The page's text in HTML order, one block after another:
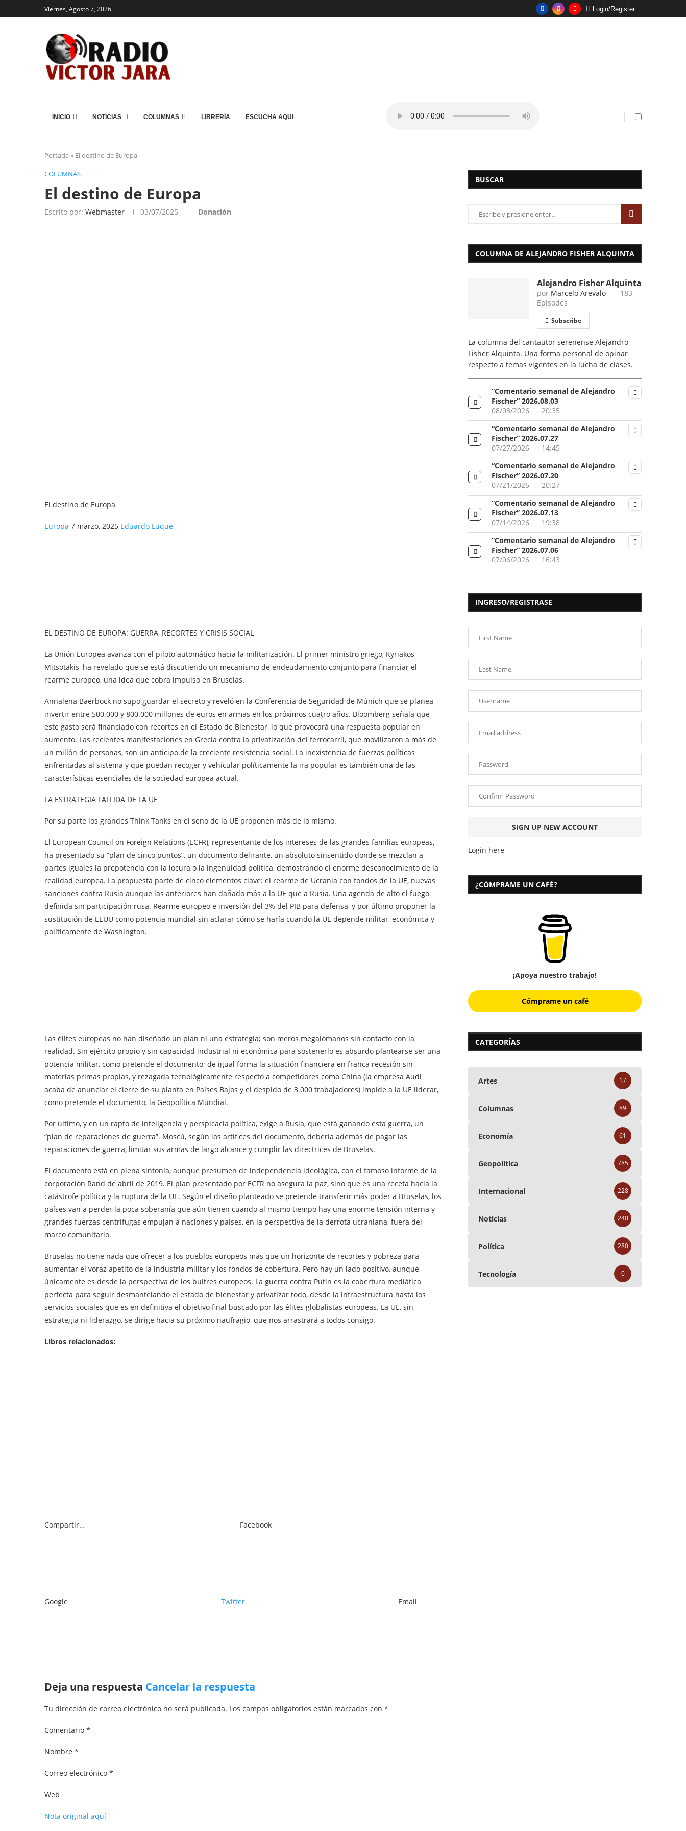
Viernes, Agosto 7, 2026 Login/Register
INICIO NOTICIAS COLUMNAS LIBRERÍA ESCUCHA AQUI
Portada » El destino de Europa
COLUMNAS
El destino de Europa
Escrito por: Webmaster 03/07/2025 Donación
El destino de Europa
Europa 7 marzo, 2025 Eduardo Luque
EL DESTINO DE EUROPA: GUERRA, RECORTES Y CRISIS SOCIAL
La Unión Europea avanza con el piloto automático hacia la militarización. El primer ministro griego, Kyriakos
Mitsotakis, ha revelado que se está discutiendo un mecanismo de endeudamiento conjunto para financiar el
rearme europeo, una idea que cobra impulso en Bruselas.
Annalena Baerbock no supo guardar el secreto y reveló en la Conferencia de Seguridad de Múnich que se planea
invertir entre 500.000 y 800.000 millones de euros en armas en los próximos cuatro años. Bloomberg señala que
este gasto será financiado con recortes en el Estado de Bienestar, lo que provocará una respuesta popular en
aumento. Las recientes manifestaciones en Grecia contra la privatización del ferrocarril, que movilizaron a más de
un millón de personas, son un anticipo de la creciente resistencia social. La inexistencia de fuerzas políticas
enfrentadas al sistema y que puedan recoger y vehicular políticamente la ira popular es también una de las
características esenciales de la sociedad europea actual.
LA ESTRATEGIA FALLIDA DE LA UE
Por su parte los grandes Think Tanks en el seno de la UE proponen más de lo mismo.
El European Council on Foreign Relations (ECFR), representante de los intereses de las grandes familias europeas,
ha presentado su “plan de cinco puntos”, un documento delirante, un absoluto sinsentido donde se mezclan a
partes iguales la prepotencia con la locura o la ingenuidad política, demostrando el enorme desconocimiento de la
realidad europea. La propuesta parte de cinco elementos clave: el rearme de Ucrania con fondos de la UE, nuevas
sanciones contra Rusia aunque las anteriores han dañado más a la UE que a Rusia. Una agenda de alto el fuego
definida sin participación rusa. Rearme europeo e inversión del 3% del PIB para defensa, y por último proponer la
sustitución de EEUU como potencia mundial sin aclarar cómo se haría cuando la UE depende militar, económica y
políticamente de Washington.
Las élites europeas no han diseñado un plan ni una estrategia; son meros megalómanos sin contacto con la
realidad. Sin ejército propio y sin capacidad industrial ni económica para sostenerlo es absurdo plantearse ser una
potencia militar, como pretende el documento; de igual forma la situación financiera en franca recesión sin
materias primas propias, y rezagada tecnológicamente respecto a competidores como China (la empresa Audi
acaba de anunciar el cierre de su planta en Países Bajos y el despido de 3.000 trabajadores) impide a la UE liderar,
como pretende el documento, la Geopolítica Mundial.
Por último, y en un rapto de inteligencia y perspicacia política, exige a Rusia, que está ganando esta guerra, un
“plan de reparaciones de guerra”. Moscú, según los artífices del documento, debería además de pagar las
reparaciones de guerra, limitar sus armas de largo alcance y cumplir las directrices de Bruselas.
El documento está en plena sintonía, aunque presumen de independencia ideológica, con el famoso informe de la
corporación Rand de abril de 2019. El plan presentado por ECFR no asegura la paz, sino que es una receta hacia la
catástrofe política y la ruptura de la UE. Según el diseño planteado se pretende transferir más poder a Bruselas, los
países van a perder la poca soberanía que aún tienen cuando al mismo tiempo hay una enorme tensión interna y
grandes fuerzas centrífugas empujan a naciones y países, en la perspectiva de la derrota ucraniana, fuera del
marco comunitario.
Bruselas no tiene nada que ofrecer a los pueblos europeos más que un horizonte de recortes y pobreza para
aumentar el voraz apetito de la industria militar y los fondos de cobertura. Pero hay un lado positivo, aunque
únicamente es desde la perspectiva de los buitres europeos. La guerra contra Putin es la cobertura mediática
perfecta para seguir desmantelando el estado de bienestar y privatizar todo, desde la infraestructura hasta los
servicios sociales que es en definitiva el objetivo final buscado por las élites globalistas europeas. La UE, sin
estrategia ni liderazgo, se dirige hacia su próximo naufragio, que nos arrastrará a todos consigo.
Libros relacionados:
Compartir… Facebook
Google Twitter Email
Deja una respuesta Cancelar la respuesta
Tu dirección de correo electrónico no será publicada. Los campos obligatorios están marcados con *
Comentario *
Nombre *
Correo electrónico *
Web
Nota original aquí
BUSCAR
COLUMNA DE ALEJANDRO FISHER ALQUINTA
Alejandro Fisher Alquinta
por Marcelo Arevalo
183
Episodes
Subscribe
La columna del cantautor serenense Alejandro
Fisher Alquinta. Una forma personal de opinar
respecto a temas vigentes en la lucha de clases.
“Comentario semanal de Alejandro
Fischer” 2026.08.03
08/03/2026
20:35
“Comentario semanal de Alejandro
Fischer” 2026.07.27
07/27/2026
14:45
“Comentario semanal de Alejandro
Fischer” 2026.07.20
07/21/2026
20:27
“Comentario semanal de Alejandro
Fischer” 2026.07.13
07/14/2026
19:38
“Comentario semanal de Alejandro
Fischer” 2026.07.06
07/06/2026
16:43
INGRESO/REGISTRASE
Login here
¿CÓMPRAME UN CAFÉ?
¡Apoya nuestro trabajo!
Cómprame un café
CATEGORÍAS
Artes 17
Columnas 89
Economía 61
Geopolítica 785
Internacional 228
Noticias 240
Política 280
Tecnología 0